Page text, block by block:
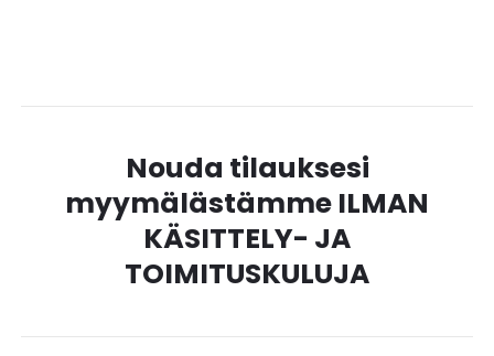
Nouda tilauksesi
myymälästämme ILMAN
KÄSITTELY- JA
TOIMITUSKULUJA